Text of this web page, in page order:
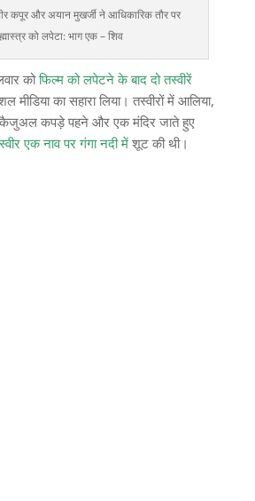
कपूर और अयान मुखर्जी ने आधिकारिक तौर पर
को लपेटा: भाग एक – शिव
कोफिल्म को लपेटने के बाद दो तस्वीरें
मीडिया का सहारा लिया। तस्वीरों में आलिया,
कपड़े पहने और एक मंदिर जाते हुए
एक नाव पर गंगा नदी मेंशूट की थी।